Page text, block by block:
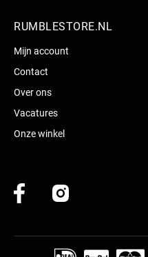
RUMBLESTORE.NL
Mijn account
Contact
Over ons
Vacatures
Onze winkel